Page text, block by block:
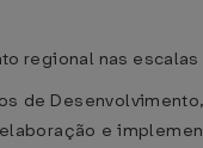
regional nas
de
e